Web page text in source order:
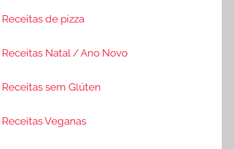
Receitas de pizza
Receitas Natal / Ano Novo
Receitas sem Glúten
Receitas Veganas